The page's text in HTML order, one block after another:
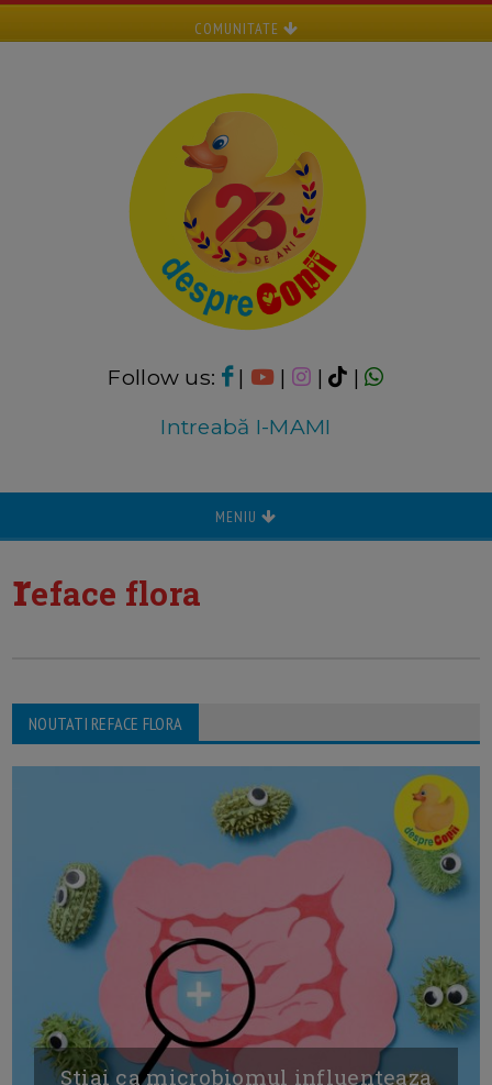
COMUNITATE
Follow us: | | |
|
Intreabă I-MAMI
MENIU
reface flora
NOUTATI REFACE FLORA
Stiai ca microbiomul influenteaza